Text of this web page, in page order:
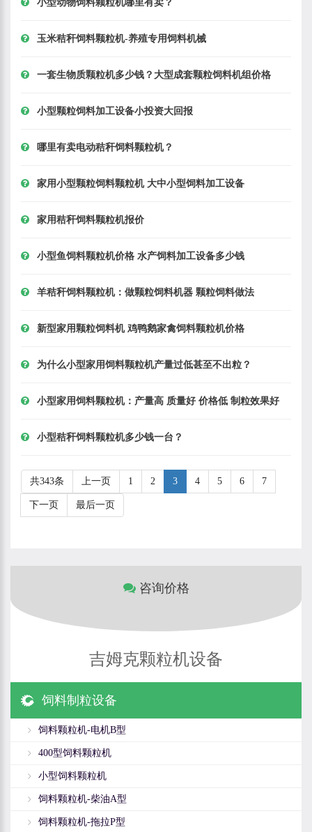
小型动物饲料颗粒机哪里有卖？
玉米秸秆饲料颗粒机-养殖专用饲料机械
一套生物质颗粒机多少钱？大型成套颗粒饲料机组价格
小型颗粒饲料加工设备小投资大回报
哪里有卖电动秸秆饲料颗粒机？
家用小型颗粒饲料颗粒机 大中小型饲料加工设备
家用秸秆饲料颗粒机报价
小型鱼饲料颗粒机价格 水产饲料加工设备多少钱
羊秸秆饲料颗粒机：做颗粒饲料机器 颗粒饲料做法
新型家用颗粒饲料机 鸡鸭鹅家禽饲料颗粒机价格
为什么小型家用饲料颗粒机产量过低甚至不出粒？
小型家用饲料颗粒机：产量高 质量好 价格低 制粒效果好
小型秸秆饲料颗粒机多少钱一台？
共343条 上一页 1 2 3 4 5 6 7
下一页 最后一页
咨询价格
吉姆克颗粒机设备
饲料制粒设备
饲料颗粒机-电机B型
400型饲料颗粒机
小型饲料颗粒机
饲料颗粒机-柴油A型
饲料颗粒机-拖拉P型